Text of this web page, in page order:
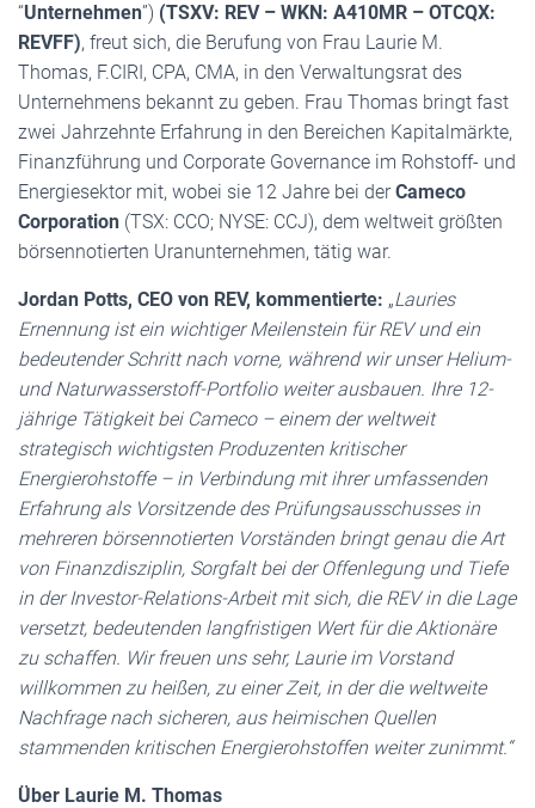
“Unternehmen”) (TSXV: REV – WKN: A410MR – OTCQX:
REVFF), freut sich, die Berufung von Frau Laurie M.
Thomas, F.CIRI, CPA, CMA, in den Verwaltungsrat des
Unternehmens bekannt zu geben. Frau Thomas bringt fast
zwei Jahrzehnte Erfahrung in den Bereichen Kapitalmärkte,
Finanzführung und Corporate Governance im Rohstoff- und
Energiesektor mit, wobei sie 12 Jahre bei derCameco
Corporation (TSX: CCO; NYSE: CCJ), dem weltweit größten
börsennotierten Uranunternehmen, tätig war.
Jordan Potts, CEO von REV, kommentierte: „Lauries
Ernennung ist ein wichtiger Meilenstein für REV und ein
bedeutender Schritt nach vorne, während wir unser Helium-
und Naturwasserstoff-Portfolio weiter ausbauen. Ihre 12-
jährige Tätigkeit bei Cameco – einem der weltweit
strategisch wichtigsten Produzenten kritischer
Energierohstoffe – in Verbindung mit ihrer umfassenden
Erfahrung als Vorsitzende des Prüfungsausschusses in
mehreren börsennotierten Vorständen bringt genau die Art
von Finanzdisziplin, Sorgfalt bei der Offenlegung und Tiefe
in der Investor-Relations-Arbeit mit sich, die REV in die Lage
versetzt, bedeutenden langfristigen Wert für die Aktionäre
zu schaffen. Wir freuen uns sehr, Laurie im Vorstand
willkommen zu heißen, zu einer Zeit, in der die weltweite
Nachfrage nach sicheren, aus heimischen Quellen
stammenden kritischen Energierohstoffen weiter zunimmt.“
Über Laurie M. Thomas